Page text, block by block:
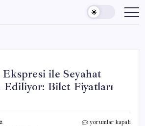
Ekspresi ile Seyahat
Bilet Fiyatları
Kars’a
yorumlar kapalı